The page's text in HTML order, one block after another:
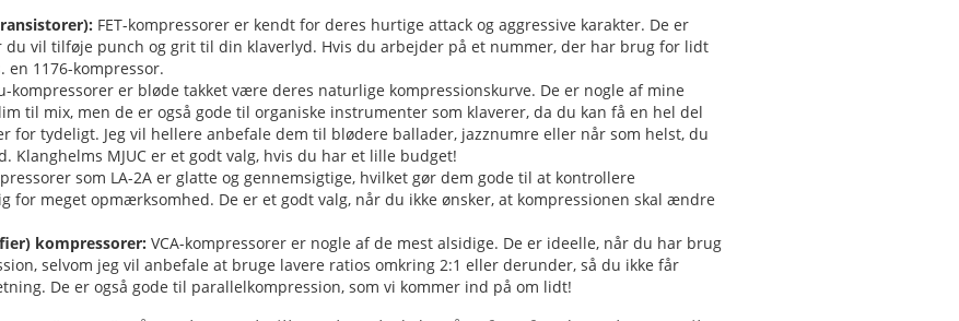
FET-kompressorer er kendt for deres hurtige attack og aggressive karakter. De er
du vil tilføje punch og grit til din klaverlyd. Hvis du arbejder på et nummer, der har brug for lidt
en 1176-kompressor.
kompressorer er bløde takket være deres naturlige kompressionskurve. De er nogle af mine
til mix, men de er også gode til organiske instrumenter som klaverer, da du kan få en hel del
for tydeligt. Jeg vil hellere anbefale dem til blødere ballader, jazznumre eller når som helst, du
Klanghelms MJUC er et godt valg, hvis du har et lille budget!
som LA-2A er glatte og gennemsigtige, hvilket gør dem gode til at kontrollere
for meget opmærksomhed. De er et godt valg, når du ikke ønsker, at kompressionen skal ændre
kompressorer: VCA-kompressorer er nogle af de mest alsidige. De er ideelle, når du har brug
selvom jeg vil anbefale at bruge lavere ratios omkring 2:1 eller derunder, så du ikke får
De er også gode til parallelkompression, som vi kommer ind på om lidt!